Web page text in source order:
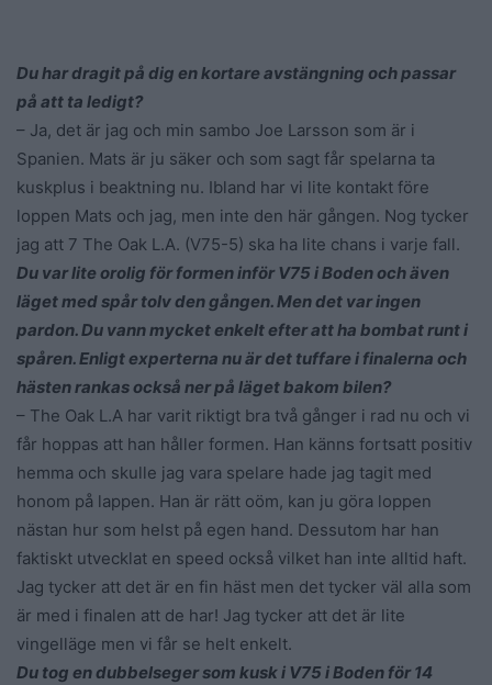
Du har dragit på dig en kortare avstängning och passar
på att ta ledigt?
– Ja, det är jag och min sambo Joe Larsson som är i
Spanien. Mats är ju säker och som sagt får spelarna ta
kuskplus i beaktning nu. Ibland har vi lite kontakt före
loppen Mats och jag, men inte den här gången. Nog tycker
jag att 7 The Oak L.A. (V75-5) ska ha lite chans i varje fall.
Du var lite orolig för formen inför V75 i Boden och även
läget med spår tolv den gången. Men det var ingen
pardon. Du vann mycket enkelt efter att ha bombat runt i
spåren. Enligt experterna nu är det tuffare i finalerna och
hästen rankas också ner på läget bakom bilen?
– The Oak L.A har varit riktigt bra två gånger i rad nu och vi
får hoppas att han håller formen. Han känns fortsatt positiv
hemma och skulle jag vara spelare hade jag tagit med
honom på lappen. Han är rätt oöm, kan ju göra loppen
nästan hur som helst på egen hand. Dessutom har han
faktiskt utvecklat en speed också vilket han inte alltid haft.
Jag tycker att det är en fin häst men det tycker väl alla som
är med i finalen att de har! Jag tycker att det är lite
vingelläge men vi får se helt enkelt.
Du tog en dubbelseger som kusk i V75 i Boden för 14